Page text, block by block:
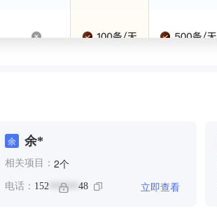
余 余*
相关项目： 2个
电话： 152****** 48 立即查看